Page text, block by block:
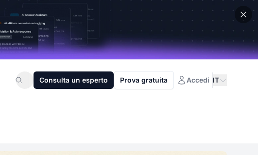
Consulta un esperto Prova gratuita Accedi IT